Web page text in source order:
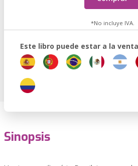
*No incluye IVA.
Este libro puede estar a la
Sinopsis